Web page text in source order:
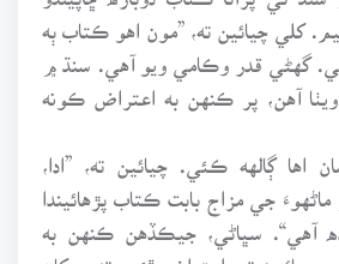
کلي چيائين ته، ”مون اهو ڪتاب ٻه
گهڻي قدر وڪامي ويو آهي. سنڌ ۾
ويٺا آهن، پر ڪنهن به اعتراض ڪونه
ڳالهه ڪئي. چيائين ته، ”ادا،
جي مزاج بابت ڪتاب پڙهائيندا
آهي“. سڀاڻي، جيڪڏهن ڪنهن به
ڇپائيءَ تي اعتراض ٿئي، تنهن کان